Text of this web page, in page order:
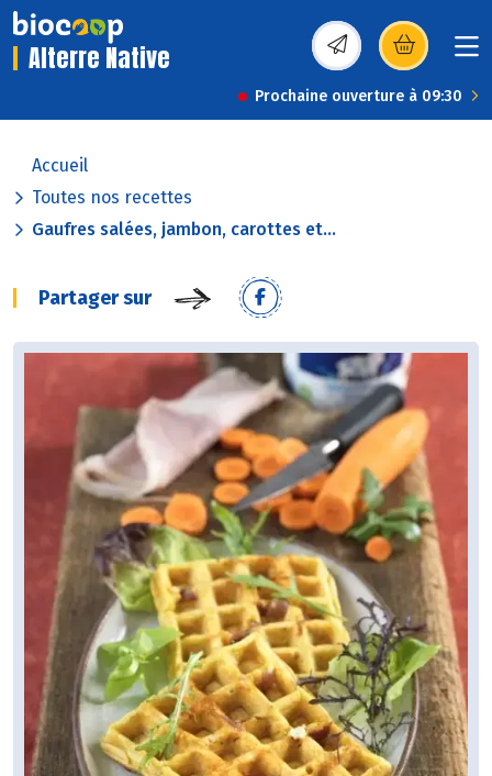
Alterre Native (s’ouvre dans une
Prochaine ouverture à 09:30
Accueil
Toutes nos recettes
Gaufres salées, jambon, carottes et...
Partager sur